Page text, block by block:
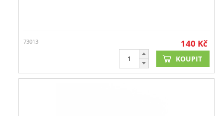
73013 140 Kč
KOUPIT